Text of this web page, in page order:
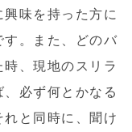
味を持った方に
。また、どのバ
、現地のスリラ
必ず何とかなる
と同時に、聞け